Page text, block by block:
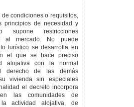
condiciones o requisitos,
principios de necesidad y
supone restricciones
al mercado. No puede
turístico se desarrolla en
el que se hace preciso
alojativa con la normal
derecho de las demás
vivienda sin especiales
el decreto incorpora
las comunidades de
actividad alojativa, de